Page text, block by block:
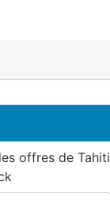
offres de Tahiti